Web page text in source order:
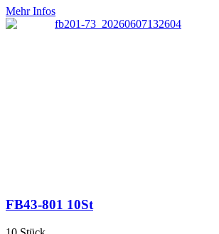
Mehr Infos
FB43-801 10St